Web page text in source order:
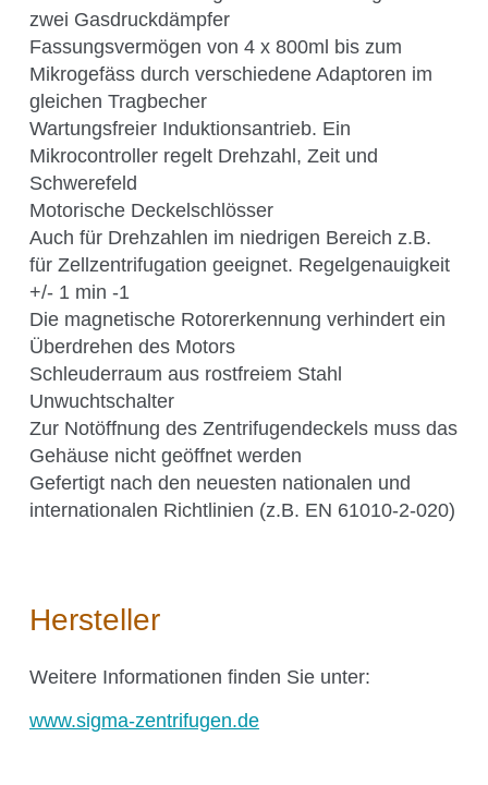
Science Room
Anwendungsgebiete
Shaking Technology Forum
Kuhner Seminare und Schulungen
Kuhner Notes
Kuhner ScienceNotes
Kuhner Videos
OTR Calculator
Über Kühner
Kuhner Atelier
Karriere
zwei Gasdruckdämpfer
Fassungsvermögen von 4 x 800ml bis zum
Mikrogefäss durch verschiedene Adaptoren im
gleichen Tragbecher
Wartungsfreier Induktionsantrieb. Ein
Mikrocontroller regelt Drehzahl, Zeit und
Schwerefeld
Motorische Deckelschlösser
Auch für Drehzahlen im niedrigen Bereich z.B.
für Zellzentrifugation geeignet. Regelgenauigkeit
+/- 1 min -1
Die magnetische Rotorerkennung verhindert ein
Überdrehen des Motors
Schleuderraum aus rostfreiem Stahl
Unwuchtschalter
Zur Notöffnung des Zentrifugendeckels muss das
Gehäuse nicht geöffnet werden
Gefertigt nach den neuesten nationalen und
internationalen Richtlinien (z.B. EN 61010-2-020)
Hersteller
Weitere Informationen finden Sie unter:
www.sigma-zentrifugen.de